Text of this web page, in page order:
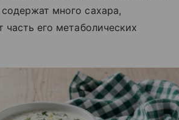
много сахара,
часть его метаболических